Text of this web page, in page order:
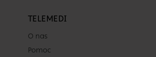
TELEMEDI
O nas
Pomoc